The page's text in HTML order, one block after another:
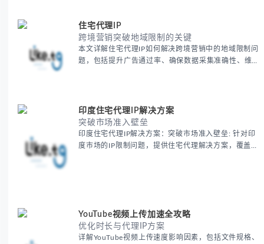
住宅代理IP
跨境营销突破地域限制的关键
本文详解住宅代理IP如何解决跨境营销中的地域限制问
题，包括提升广告通过率、确保数据采集准确性、维护
印度住宅代理IP解决方案
突破市场准入壁垒
印度住宅代理IP解决方案：突破市场准入壁垒: 针对印
度市场的IP限制问题，提供住宅代理解决方案，覆盖主
YouTube视频上传加速全攻略
优化时长与代理IP方案
详解YouTube视频上传速度影响因素，包括文件规格、